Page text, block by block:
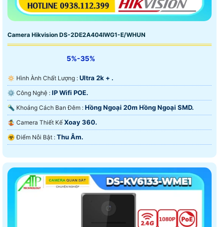
🔆 Với ưu điểm hình ảnh sắt nét giá rẻ camera wifi
cậy trên thị trường việt nam vì giá chỉ 550.000 VNĐ đã
Camera Hikvision DS-2DE2A404IWG1-E/WHUN
5%-35%
🔅 Hình Ành Chất Lượng : Ultra 2k + .
⚙ Công Nghệ : IP Wifi POE.
🔦 Khoảng Cách Ban Đêm : Hồng Ngoại 20m Hồng Ngoại SMD.
🤹 Camera Thiết Kế Xoay 360.
️☣️ Điểm Nỗi Bật : Thu Âm.